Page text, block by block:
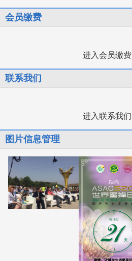
会员缴费
进入会员缴费
联系我们
进入联系我们
图片信息管理